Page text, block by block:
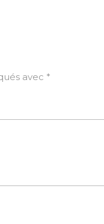
avec *